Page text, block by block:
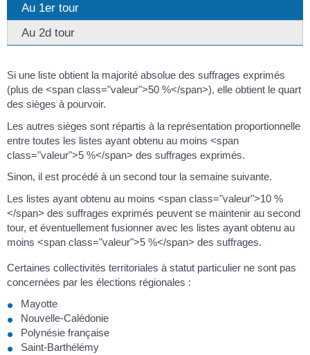
Au 1er tour
Au 2d tour
Si une liste obtient la majorité absolue des suffrages exprimés
(plus de <span class="valeur">50 %</span>), elle obtient le quart
des sièges à pourvoir.
Les autres sièges sont répartis à la représentation proportionnelle
entre toutes les listes ayant obtenu au moins <span
class="valeur">5 %</span> des suffrages exprimés.
Sinon, il est procédé à un second tour la semaine suivante.
Les listes ayant obtenu au moins <span class="valeur">10 %
</span> des suffrages exprimés peuvent se maintenir au second
tour, et éventuellement fusionner avec les listes ayant obtenu au
moins <span class="valeur">5 %</span> des suffrages.
Certaines collectivités territoriales à statut particulier ne sont pas
concernées par les élections régionales :
Mayotte
Nouvelle-Calédonie
Polynésie française
Saint-Barthélémy